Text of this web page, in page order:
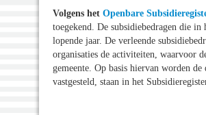
Volgens het Openbare
toegekend. De subsidiebedragen die
lopende jaar. De verleende
organisaties de activiteiten, waarvoor
gemeente. Op basis hiervan worden
vastgesteld, staan in het